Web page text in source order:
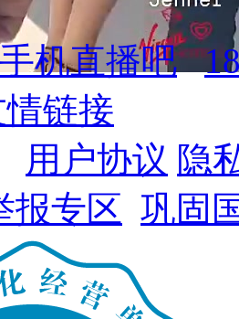
手机直播吧
链接
用户协议 隐
报专区 巩固